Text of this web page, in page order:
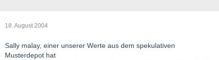
18. August 2004
Sally malay, einer unserer Werte aus dem spekulativen
Musterdepot hat